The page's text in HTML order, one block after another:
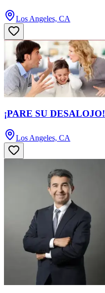
Los Angeles, CA
¡PARE SU DESALOJO!
Los Angeles, CA